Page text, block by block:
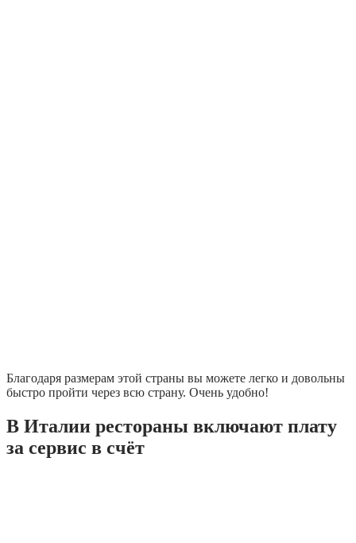
Благодаря размерам этой страны вы можете легко и довольны
быстро пройти через всю страну. Очень удобно!
В Италии рестораны включают плату
за сервис в счёт